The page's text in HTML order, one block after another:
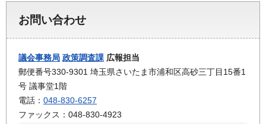
お問い合わせ
議会事務局 政策調査課 広報担当
郵便番号330-9301 埼玉県さいたま市浦和区高砂三丁目15番1
号 議事堂1階
電話： 048-830-6257
ファックス：048-830-4923